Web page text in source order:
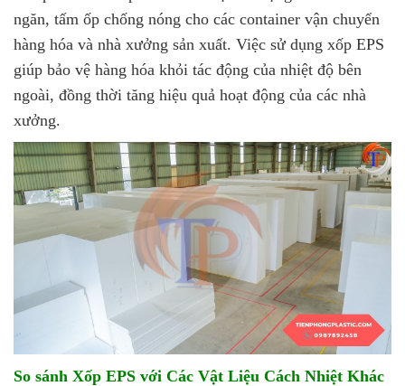
ngăn, tấm ốp chống nóng cho các container vận chuyển
hàng hóa và nhà xưởng sản xuất. Việc sử dụng xốp EPS
giúp bảo vệ hàng hóa khỏi tác động của nhiệt độ bên
ngoài, đồng thời tăng hiệu quả hoạt động của các nhà
xưởng.
So sánh Xốp EPS với Các Vật Liệu Cách Nhiệt Khác